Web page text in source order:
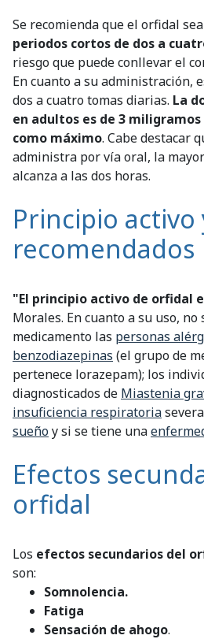
Se recomienda que el orfidal
periodos cortos de dos a
riesgo que puede conllevar el
En cuanto a su administración,
dos a cuatro tomas diarias. La
en adultos es de 3
como máximo. Cabe destacar
administra por vía oral, la
alcanza a las dos horas.
Principio activo
recomendados
"El principio activo de orfidal
Morales. En cuanto a su uso,
medicamento las personas
benzodiazepinas (el grupo de
pertenece lorazepam); los
diagnosticados de Miastenia
insuficiencia respiratoria
sueñoy si se tiene una
Efectos
orfidal
Los efectos secundarios del
son:
Somnolencia.
Fatiga
Sensación de ahogo.